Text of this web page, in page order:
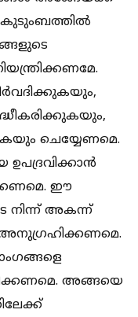
കുടുംബത്തില്‍
ചെയ്യേണമെ.
ഈ
നിന്ന് അകന്ന്
അനുഗ്രഹിക്കണമെ.
അങ്ങയെ